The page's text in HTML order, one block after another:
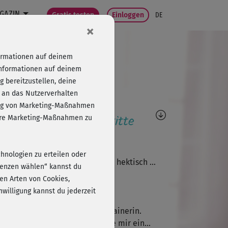
Gratis testen Einloggen DE
Antworten,
Fortschritte
Kurs, nur die Musik ist etwas hektisch …
Bahar939
begeistert. Toller Kurs, tolle Trainerin.
Leiblingsübungen. Würde mir ein...
×
auf deinem
auf deinem
bereitzustellen, deine
das Nutzerverhalten
von Marketing-Maßnahmen
Marketing-Maßnahmen zu
zu erteilen oder
wählen“ kannst du
Arten von Cookies,
kannst du jederzeit